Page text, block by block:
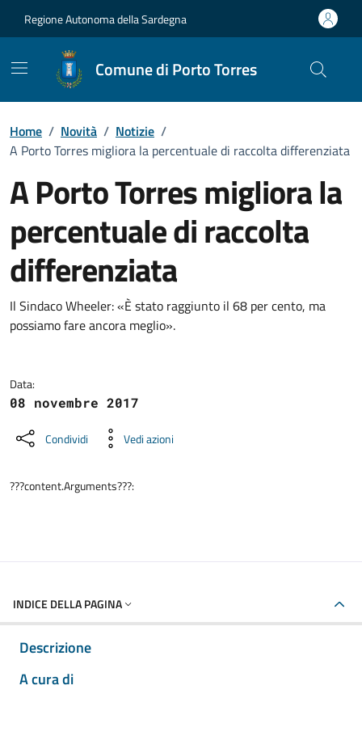
Regione Autonoma della Sardegna
Comune di Porto Torres
Home / Novità / Notizie /
A Porto Torres migliora la percentuale di raccolta differenziata
A Porto Torres migliora la
percentuale di raccolta
differenziata
Dettagli della notizia
Il Sindaco Wheeler: «È stato raggiunto il 68 per cento, ma
possiamo fare ancora meglio».
Data:
08 novembre 2017
Condividi Vedi azioni
???content.Arguments???:
INDICE DELLA PAGINA
Descrizione
A cura di